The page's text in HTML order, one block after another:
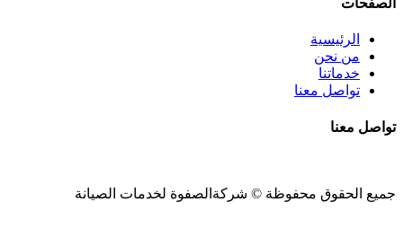
الصفحات
الرئيسية
من نحن
خدماتنا
تواصل معنا
تواصل معنا
جميع الحقوق محفوظة © شركةالصفوة لخدمات الصيانة